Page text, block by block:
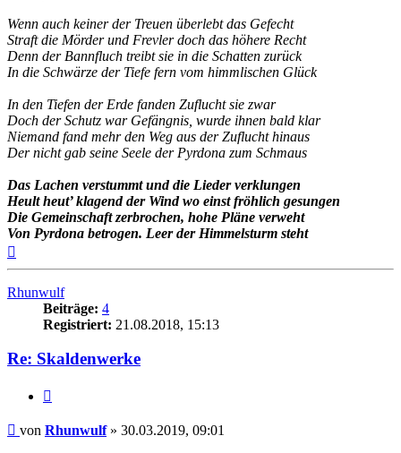
Wenn auch keiner der Treuen überlebt das Gefecht
Straft die Mörder und Frevler doch das höhere Recht
Denn der Bannfluch treibt sie in die Schatten zurück
In die Schwärze der Tiefe fern vom himmlischen Glück
In den Tiefen der Erde fanden Zuflucht sie zwar
Doch der Schutz war Gefängnis, wurde ihnen bald klar
Niemand fand mehr den Weg aus der Zuflucht hinaus
Der nicht gab seine Seele der Pyrdona zum Schmaus
Das Lachen verstummt und die Lieder verklungen
Heult heut’ klagend der Wind wo einst fröhlich gesungen
Die Gemeinschaft zerbrochen, hohe Pläne verweht
Von Pyrdona betrogen. Leer der Himmelsturm steht
Rhunwulf
Beiträge: 4
Registriert: 21.08.2018, 15:13
Re: Skaldenwerke
Beitrag
von Rhunwulf» 30.03.2019, 09:01